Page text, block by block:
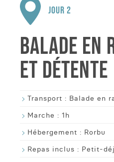
JOUR 2
BALADE EN
ET DÉTENTE
Transport : Balade en
Marche : 1h
Hébergement : Rorbu
Repas inclus : Petit-